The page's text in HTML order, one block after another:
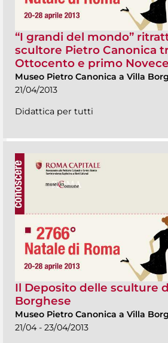
“I grandi del mondo”
scultore Pietro Canonica
Ottocento e primo
Museo Pietro Canonica a Villa
21/04/2013
Didattica per tutti
Il Deposito delle sculture
Borghese
Museo Pietro Canonica a Villa
21/04 - 23/04/2013